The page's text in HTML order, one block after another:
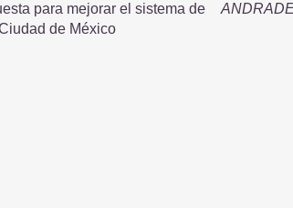
para mejorar el sistema de
de México